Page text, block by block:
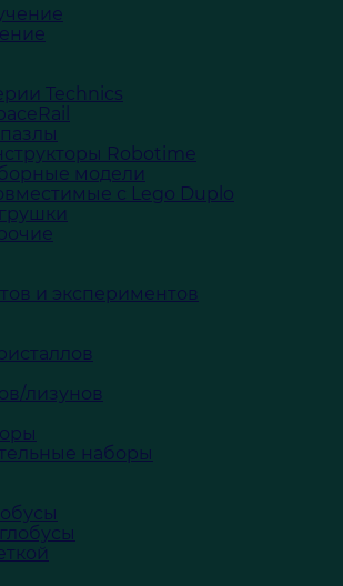
Technics
Robotime
модели
с Lego Duplo
и экспериментов
лизунов
наборы